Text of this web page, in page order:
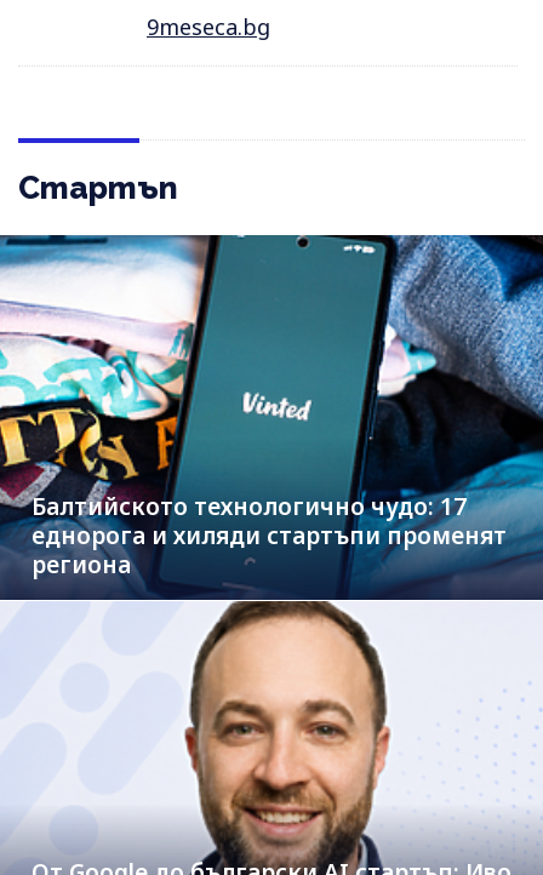
9meseca.bg
Стартъп
Балтийското технологично чудо: 17
еднорога и хиляди стартъпи променят
региона